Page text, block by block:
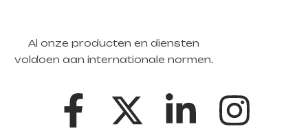
Al onze producten en diensten
voldoen aan internationale normen.